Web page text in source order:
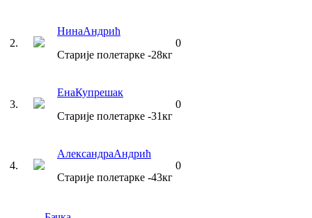
2.
НинаАндрић
Старије полетарке -28кг
0
3.
ЕнаКупрешак
Старије полетарке -31кг
0
4.
АлександраАндрић
Старије полетарке -43кг
0